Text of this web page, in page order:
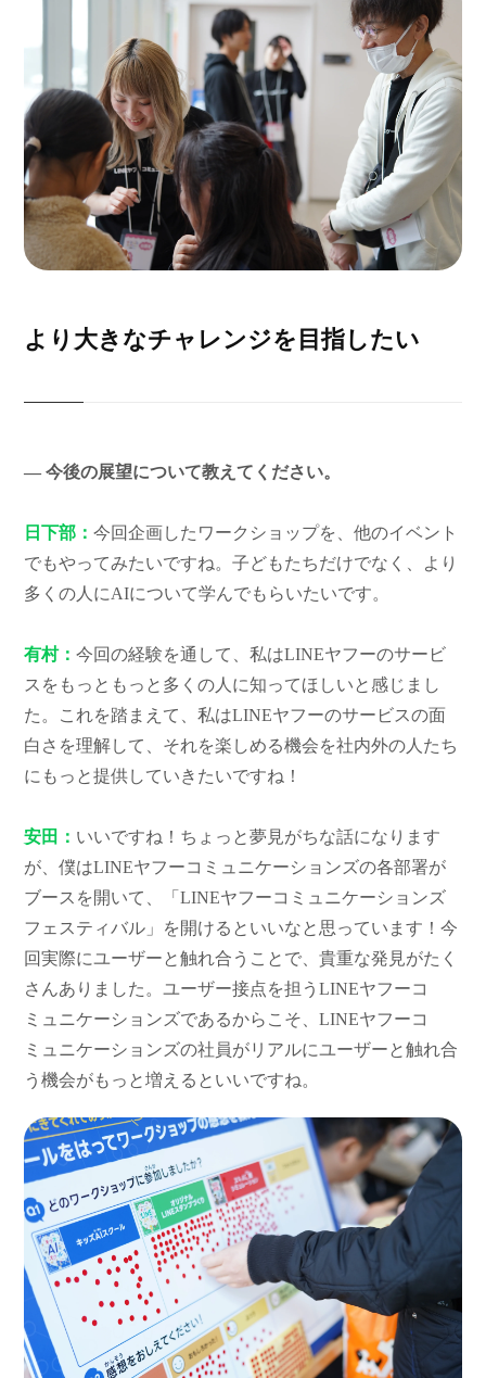
より大きなチャレンジを目指したい
― 今後の展望について教えてください。
日下部：今回企画したワークショップを、他のイベント
でもやってみたいですね。子どもたちだけでなく、より
多くの人にAIについて学んでもらいたいです。
有村：今回の経験を通して、私はLINEヤフーのサービ
スをもっともっと多くの人に知ってほしいと感じまし
た。これを踏まえて、私はLINEヤフーのサービスの面
白さを理解して、それを楽しめる機会を社内外の人たち
にもっと提供していきたいですね！
安田： いいですね！ちょっと夢見がちな話になります
が、僕はLINEヤフーコミュニケーションズの各部署が
ブースを開いて、「LINEヤフーコミュニケーションズ
フェスティバル」を開けるといいなと思っています！今
回実際にユーザーと触れ合うことで、貴重な発見がたく
さんありました。ユーザー接点を担うLINEヤフーコ
ミュニケーションズであるからこそ、LINEヤフーコ
ミュニケーションズの社員がリアルにユーザーと触れ合
う機会がもっと増えるといいですね。